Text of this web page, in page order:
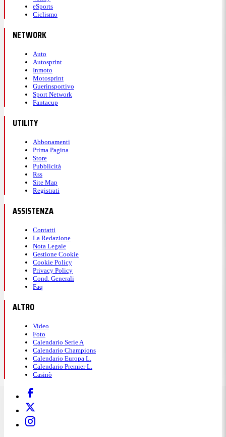
eSports
Ciclismo
NETWORK
Auto
Autosprint
Inmoto
Motosprint
Guerinsportivo
Sport Network
Fantacup
UTILITY
Abbonamenti
Prima Pagina
Store
Pubblicità
Rss
Site Map
Registrati
ASSISTENZA
Contatti
La Redazione
Nota Legale
Gestione Cookie
Cookie Policy
Privacy Policy
Cond. Generali
Faq
ALTRO
Video
Foto
Calendario Serie A
Calendario Champions
Calendario Europa L.
Calendario Premier L.
Casinò